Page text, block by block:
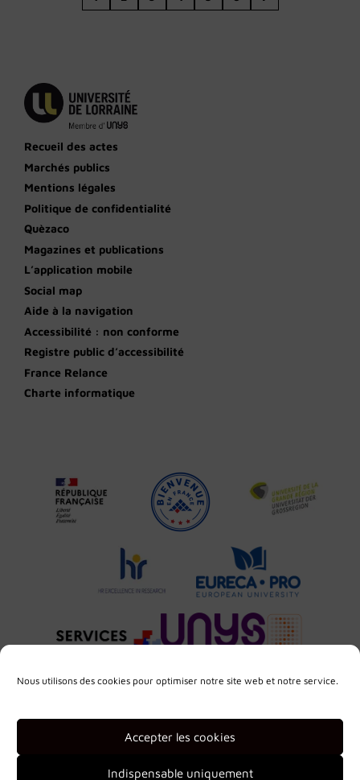
Nous utilisons des cookies pour optimiser notre site web et notre service.
Accepter les cookies
Indispensable uniquement
Recueil des actes
Marchés publics
Mentions légales
Politique de confidentialité
Quèzaco
Magazines et publications
L’application mobile
Social map
Aide à la navigation
Accessibilité : non conforme
Registre public d’accessibilité
France Relance
Charte informatique